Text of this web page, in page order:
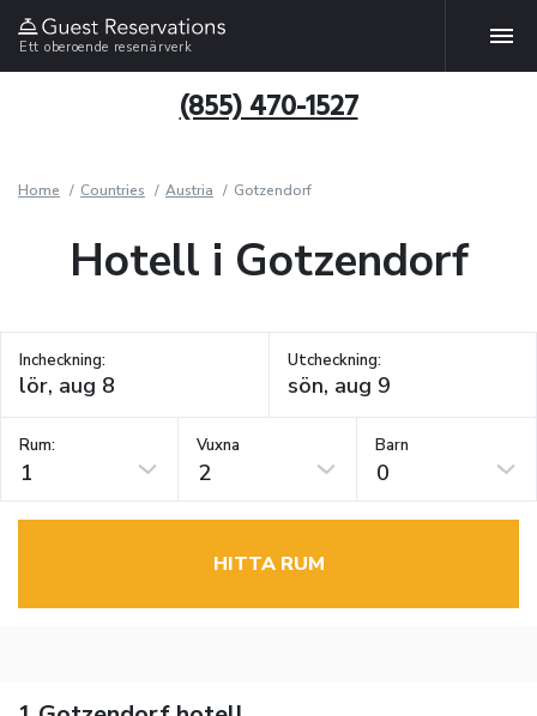
Ett oberoende resenärverk
(855) 470-1527
Home Countries Austria Gotzendorf
Hotell i Gotzendorf
Incheckning: Utcheckning:
Rum:
1
Vuxna
2
Barn
0
HITTA RUM